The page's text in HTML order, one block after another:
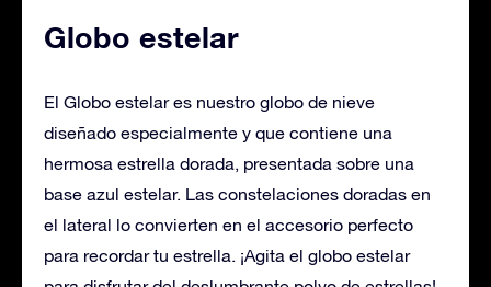
Globo estelar
El Globo estelar es nuestro globo de nieve
diseñado especialmente y que contiene una
hermosa estrella dorada, presentada sobre una
base azul estelar. Las constelaciones doradas en
el lateral lo convierten en el accesorio perfecto
para recordar tu estrella. ¡Agita el globo estelar